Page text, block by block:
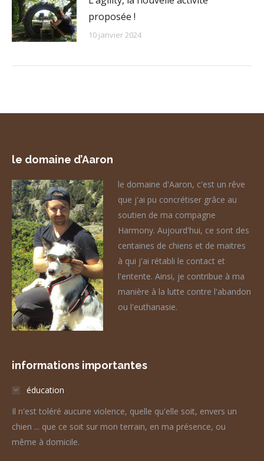
proposée !
10 janvier 2024
le domaine d’Aaron
le domaine d'Aaron, c'est un rêve
que j'ai pu concrétiser grâce au
soutien de ma compagne
Harmony. Aujourd'hui, ce sont des
centaines de chiens et de maitres
à qui j'ai rétabli le contact et
l'entente. Ainsi, je contribue à ma
manière à la lutte contre l'abandon
ou l'euthanasie.
informations importantes
éducation
Il n'est toléré aucune violence, quelle qu'elle soit, envers un
chien ... que ce soit sur mon terrain, en ma présence, ou
même à domicile.